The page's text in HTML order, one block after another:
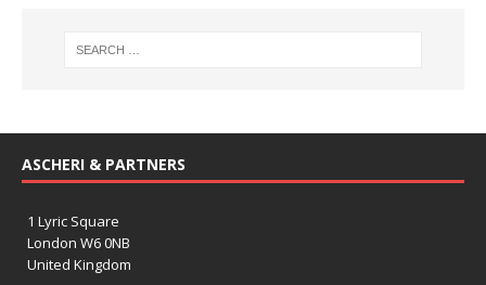
ASCHERI & PARTNERS
1 Lyric Square
London W6 0NB
United Kingdom